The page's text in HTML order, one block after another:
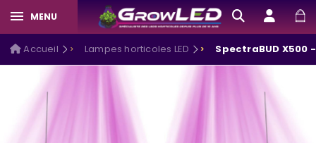
MENU
Accueil Lampes horticoles LED SpectraBUD X500